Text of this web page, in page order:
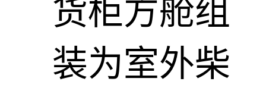
货柜方舱组
装为室外柴